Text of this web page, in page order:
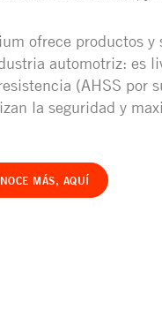
ofrece productos y
automotriz: es
(AHSS por
la seguridad y
MÁS, AQUÍ